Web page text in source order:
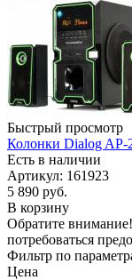
Быстрый просмотр
Колонки Dialog AP-
Есть в наличии
Артикул: 161923
5 890 руб.
В корзину
Обратите
потребоваться
Фильтр по
Цена